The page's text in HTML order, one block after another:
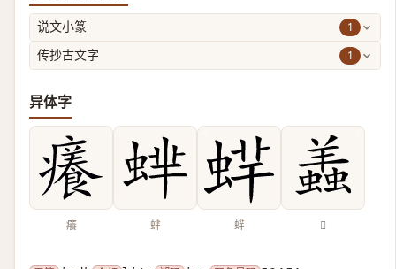
说文小篆 1
传抄古文字 1
异体字
癢 蝆 䖹 𧒃